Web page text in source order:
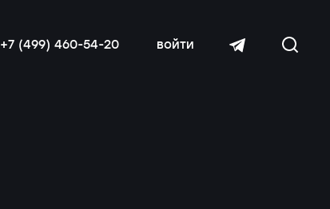
+7 (499) 460-54-20 войти